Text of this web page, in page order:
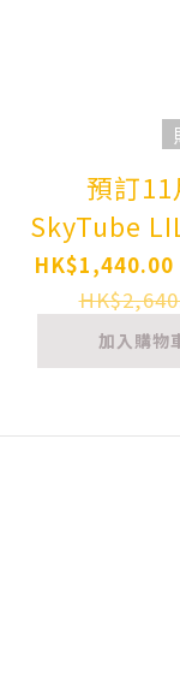
預訂11
SkyTube
rurudo
Complete
HK$1,440.00
加入購物